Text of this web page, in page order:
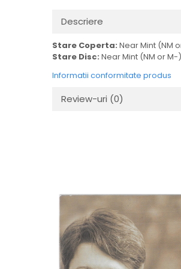
Descriere
Stare Coperta: Near Mint (NM
Stare Disc: Near Mint (NM or M-)
Informatii conformitate produs
Review-uri (0)